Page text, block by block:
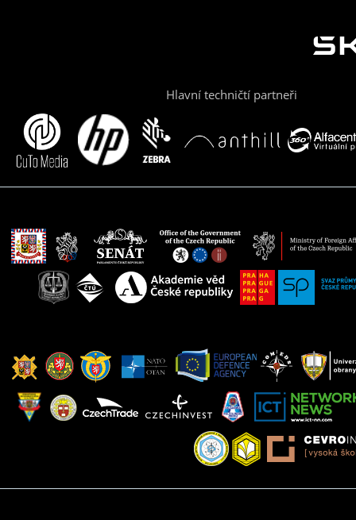
Hlavní techničtí partneři